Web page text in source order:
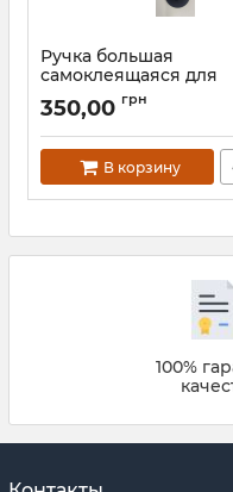
Ручка большая
самоклеящаяся для
морозильного сундука
(витрины) с ровным
350,00 грн
В корзину
100%